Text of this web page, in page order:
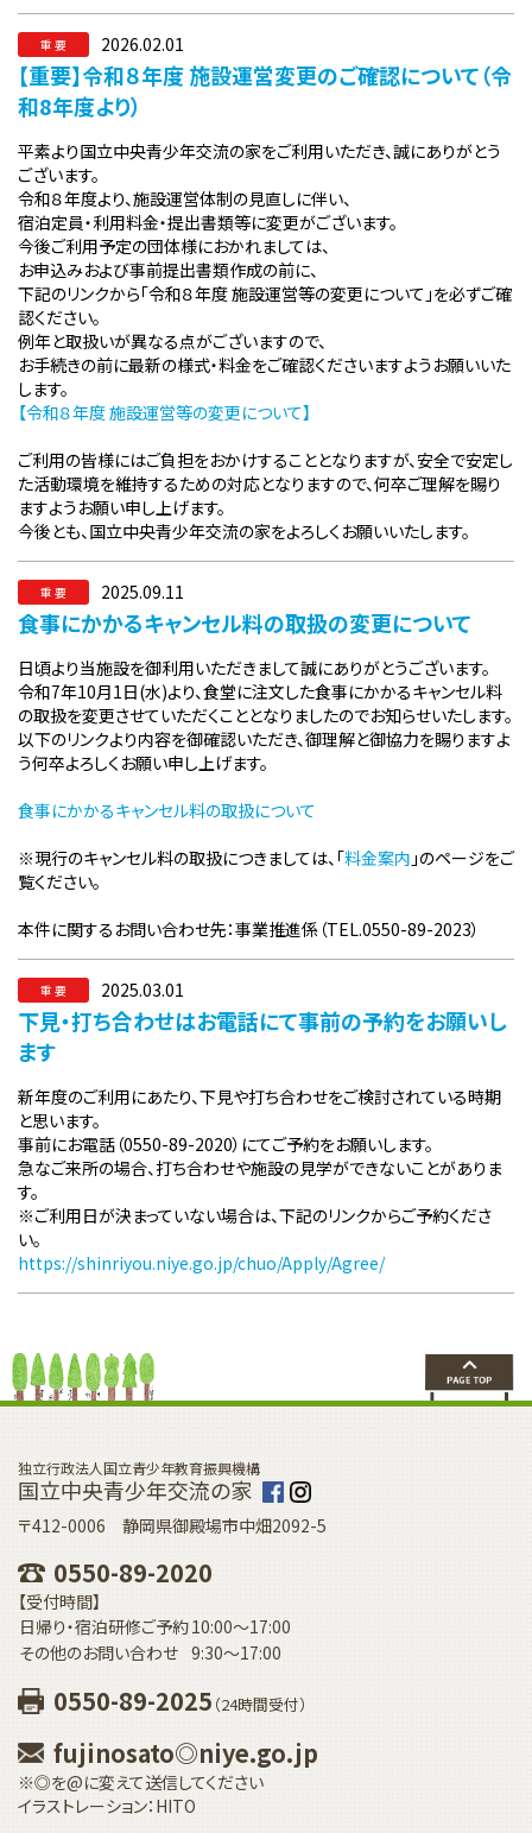
重 要 2026.02.01
【重要】令和８年度 施設運営変更のご確認について（令
和8年度より）
平素より国立中央青少年交流の家をご利用いただき、誠にありがとう
ございます。
令和８年度より、施設運営体制の見直しに伴い、
宿泊定員・利用料金・提出書類等に変更がございます。
今後ご利用予定の団体様におかれましては、
お申込みおよび事前提出書類作成の前に、
下記のリンクから「令和８年度 施設運営等の変更について」を必ずご確
認ください。
例年と取扱いが異なる点がございますので、
お手続きの前に最新の様式・料金をご確認くださいますようお願いいた
します。
【令和８年度 施設運営等の変更について】
ご利用の皆様にはご負担をおかけすることとなりますが、安全で安定し
た活動環境を維持するための対応となりますので、何卒ご理解を賜り
ますようお願い申し上げます。
今後とも、国立中央青少年交流の家をよろしくお願いいたします。
重 要 2025.09.11
食事にかかるキャンセル料の取扱の変更について
日頃より当施設を御利用いただきまして誠にありがとうございます。
令和7年10月1日(水)より、食堂に注文した食事にかかるキャンセル料
の取扱を変更させていただくこととなりましたのでお知らせいたします。
以下のリンクより内容を御確認いただき、御理解と御協力を賜りますよ
う何卒よろしくお願い申し上げます。
食事にかかるキャンセル料の取扱について
※現行のキャンセル料の取扱につきましては、「料金案内 」のページをご
覧ください。
本件に関するお問い合わせ先：事業推進係（TEL.0550-89-2023）
重 要 2025.03.01
下見・打ち合わせはお電話にて事前の予約をお願いし
ます
新年度のご利用にあたり、下見や打ち合わせをご検討されている時期
と思います。
事前にお電話（0550-89-2020）にてご予約をお願いします。
急なご来所の場合、打ち合わせや施設の見学ができないことがありま
す。
※ご利用日が決まっていない場合は、下記のリンクからご予約くださ
い。
https://shinriyou.niye.go.jp/chuo/Apply/Agree/
独立行政法人国立青少年教育振興機構
国立中央青少年交流の家
〒412-0006 静岡県御殿場市中畑2092-5
0550-89-2020
【受付時間】
日帰り・宿泊研修ご予約10:00〜17:00
その他のお問い合わせ 9:30〜17:00
0550-89-2025 （24時間受付）
fujinosato◎niye.go.jp
※◎を@に変えて送信してください
イラストレーション：HITO